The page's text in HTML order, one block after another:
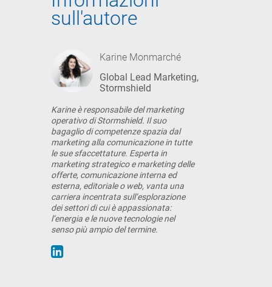
sull'autore
Karine Monmarché
Global Lead Marketing,
Stormshield
Karine è responsabile del marketing
operativo di Stormshield. Il suo
bagaglio di competenze spazia dal
marketing alla comunicazione in tutte
le sue sfaccettature. Esperta in
marketing strategico e marketing delle
offerte, comunicazione interna ed
esterna, editoriale o web, vanta una
carriera incentrata sull’esplorazione
dei settori di cui è appassionata:
l’energia e le nuove tecnologie nel
senso più ampio del termine.